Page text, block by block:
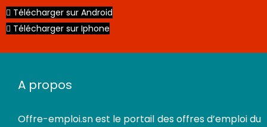
Télécharger sur Android
Télécharger sur Iphone
A propos
Offre-emploi.snest le portail des offres d’emploi du